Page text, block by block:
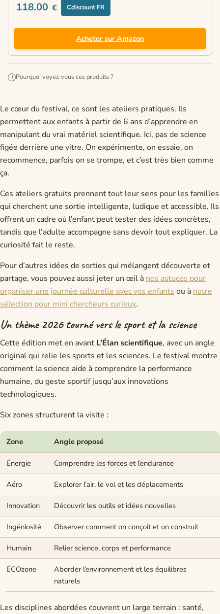
118.00 € Cdiscount FR
Acheter sur Amazon
i Pourquoi voyez-vous ces produits ?
Le cœur du festival, ce sont les ateliers pratiques. Ils
permettent aux enfants à partir de 6 ans d’apprendre en
manipulant du vrai matériel scientifique. Ici, pas de science
figée derrière une vitre. On expérimente, on essaie, on
recommence, parfois on se trompe, et c’est très bien comme
ça.
Ces ateliers gratuits prennent tout leur sens pour les familles
qui cherchent une sortie intelligente, ludique et accessible. Ils
offrent un cadre où l’enfant peut tester des idées concrètes,
tandis que l’adulte accompagne sans devoir tout expliquer. La
curiosité fait le reste.
Pour d’autres idées de sorties qui mélangent découverte et
partage, vous pouvez aussi jeter un œil à nos astuces pour
organiser une journée culturelle avec vos enfants ou à notre
sélection pour mini chercheurs curieux.
Un thème 2026 tourné vers le sport et la science
Cette édition met en avant L’Élan scientifique, avec un angle
original qui relie les sports et les sciences. Le festival montre
comment la science aide à comprendre la performance
humaine, du geste sportif jusqu’aux innovations
technologiques.
Six zones structurent la visite :
Zone Angle proposé
Énergie Comprendre les forces et l’endurance
Aéro Explorer l’air, le vol et les déplacements
Innovation Découvrir les outils et idées nouvelles
Ingéniosité Observer comment on conçoit et on construit
Humain Relier science, corps et performance
ÉCOzone
Aborder l’environnement et les équilibres
naturels
Les disciplines abordées couvrent un large terrain : santé,